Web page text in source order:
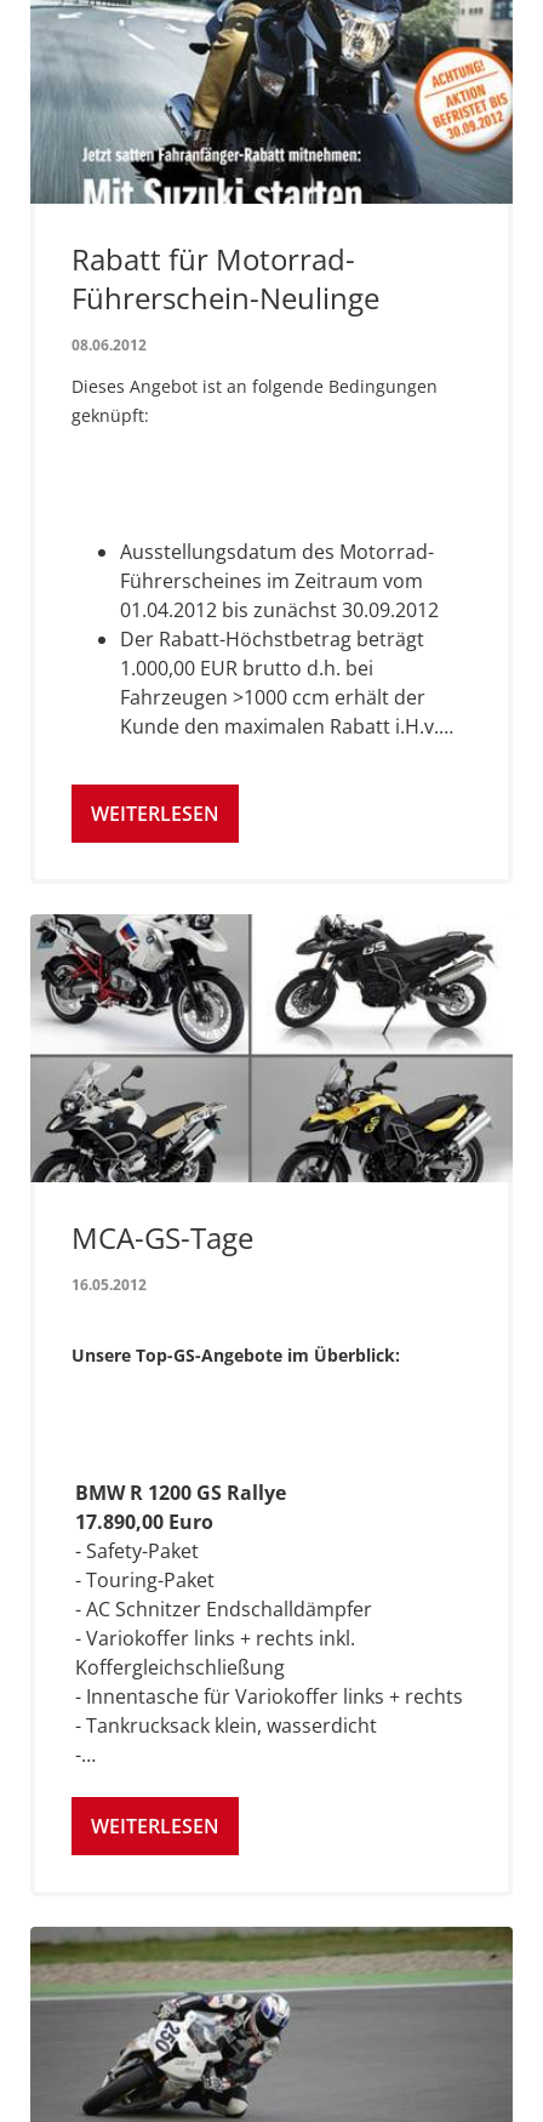
Rabatt für Motorrad-
Führerschein-Neulinge
08.06.2012
Dieses Angebot ist an folgende Bedingungen
geknüpft:
Ausstellungsdatum des Motorrad-
Führerscheines im Zeitraum vom
01.04.2012 bis zunächst 30.09.2012
Der Rabatt-Höchstbetrag beträgt
1.000,00 EUR brutto d.h. bei
Fahrzeugen >1000 ccm erhält der
Kunde den maximalen Rabatt i.H.v.…
WEITERLESEN
MCA-GS-Tage
16.05.2012
Unsere Top-GS-Angebote im Überblick:
BMW R 1200 GS Rallye
17.890,00 Euro
- Safety-Paket
- Touring-Paket
- AC Schnitzer Endschalldämpfer
- Variokoffer links + rechts inkl.
Koffergleichschließung
- Innentasche für Variokoffer links + rechts
- Tankrucksack klein, wasserdicht
-…
WEITERLESEN